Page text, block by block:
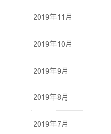
2019年11月
2019年10月
2019年9月
2019年8月
2019年7月